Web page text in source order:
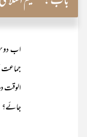
اب
جماعت
الوقت
جائے؟
اس